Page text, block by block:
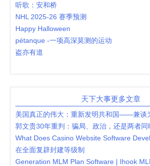
听歌：安和桥
NHL 2025-26 赛季预测
Happy Halloween
pétanque -一项高深莫测的运动
盗亦有道
天下大事更多文章
郭文贵30年重判：骗局、政治，还是两者同
在全面复辟封建等级制
Generation MLM Plan Software | Ihook